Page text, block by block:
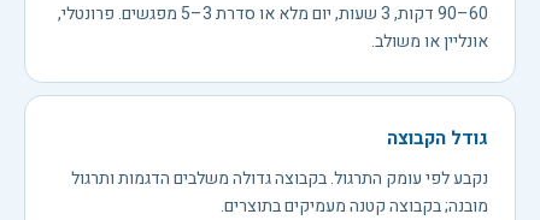
60–90 דקות, 3 שעות, יום מלא או סדרת 3–5 מפגשים. פרונטלי,
אונליין או משולב.
גודל הקבוצה
נקבע לפי עומק התרגול. בקבוצה גדולה משלבים הדגמות ותרגול
מובנה; בקבוצה קטנה מעמיקים בתוצרים.